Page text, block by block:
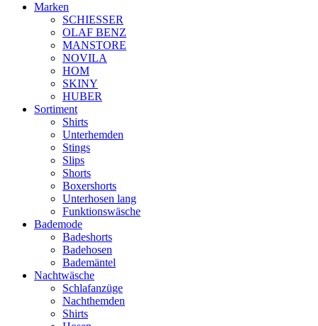
Marken
SCHIESSER
OLAF BENZ
MANSTORE
NOVILA
HOM
SKINY
HUBER
Sortiment
Shirts
Unterhemden
Stings
Slips
Shorts
Boxershorts
Unterhosen lang
Funktionswäsche
Bademode
Badeshorts
Badehosen
Bademäntel
Nachtwäsche
Schlafanzüge
Nachthemden
Shirts